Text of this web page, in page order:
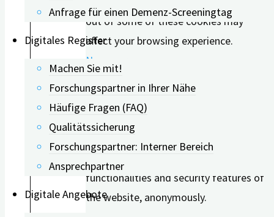
Anfrage für einen Demenz-Screeningtag
Digitales Register
Machen Sie mit!
Forschungspartner in Ihrer Nähe
Häufige Fragen (FAQ)
Qualitätssicherung
Forschungspartner: Interner Bereich
Ansprechpartner
Digitale Angebote
Demenz, wie
Übergewicht.
Zusammengenommen
sind diese
Risikofaktoren auch als
metabolisches
Syndrom bekannt.
out of some of these cookies may
affect your browsing experience.
Necessary
functionalities and security features of
the website, anonymously.